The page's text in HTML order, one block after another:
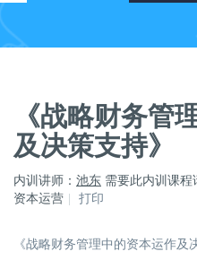
《战略财务管
及决策支持》
内训讲师： 池东 需要此内训课程
资本运营
打印
《战略财务管理中的资本运作及